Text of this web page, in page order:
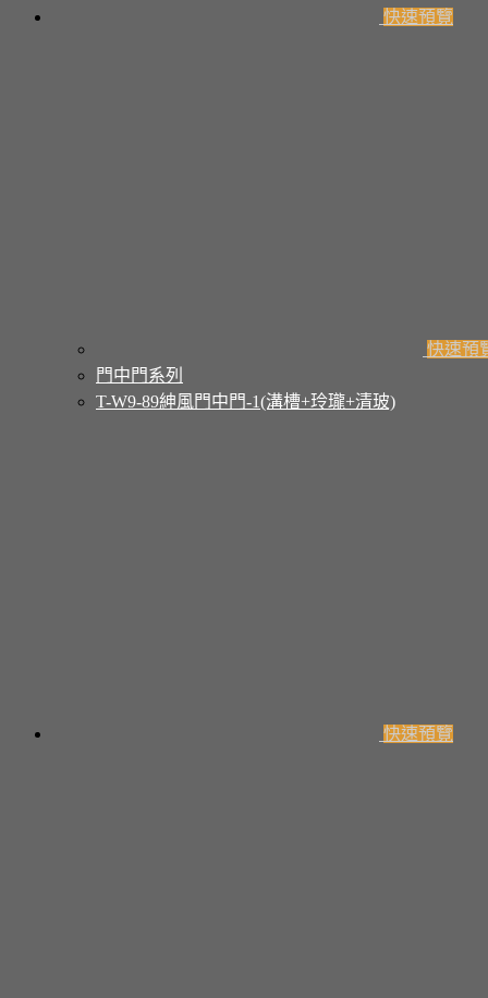
快速預覽
快速預
門中門系列
T-W9-89紳風門中門-1(溝槽+玲瓏+清玻)
快速預覽